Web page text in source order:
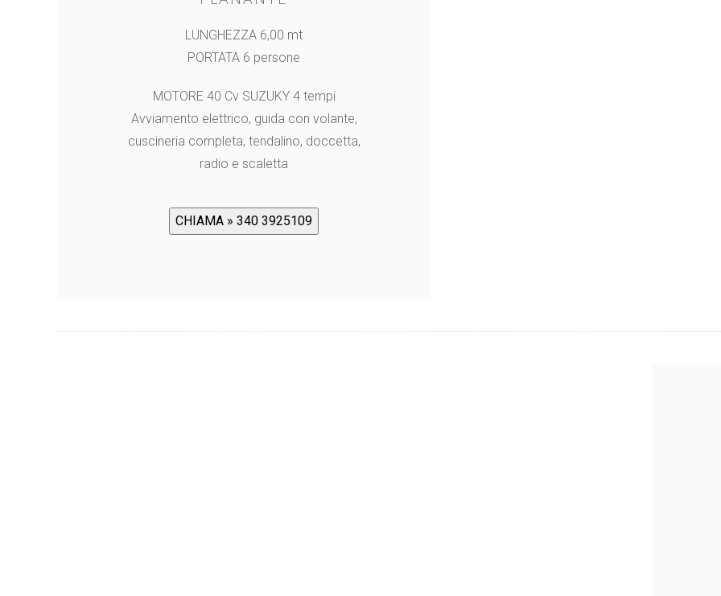
LUNGHEZZA 6,00 mt
PORTATA 6 persone
MOTORE 40 Cv SUZUKY 4 tempi
Avviamento elettrico, guida con volante,
cuscineria completa, tendalino, doccetta,
radio e scaletta
CHIAMA » 340 3925109